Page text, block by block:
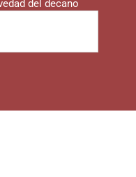
del decano